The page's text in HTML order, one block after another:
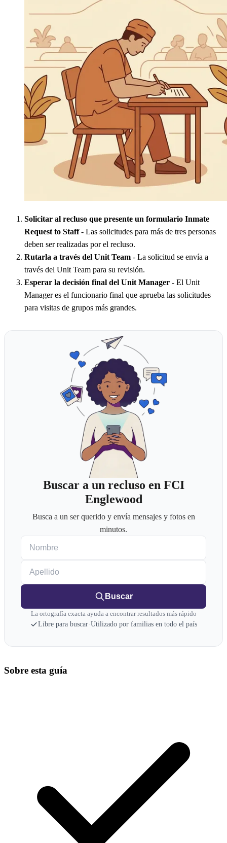
Solicitar al recluso que presente un formulario Inmate
Request to Staff- Las solicitudes para más de tres personas
deben ser realizadas por el recluso.
Rutarla a través del Unit Team - La solicitud se envía a
través del Unit Team para su revisión.
Esperar la decisión final del Unit Manager - El Unit
Manager es el funcionario final que aprueba las solicitudes
para visitas de grupos más grandes.
Buscar a un recluso en FCI
Englewood
Busca a un ser querido y envía mensajes y fotos en
minutos.
Buscar
La ortografía exacta ayuda a encontrar resultados más rápido
Libre para buscar·Utilizado por familias en todo el país
Sobre esta guía